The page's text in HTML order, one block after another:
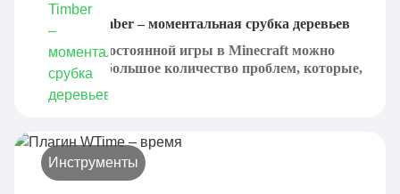
Плагин Timber – моментальная срубка деревьев
Во время постоянной игры в Minecraft можно
встретить большое количество проблем, которые,
так...
Инструменты